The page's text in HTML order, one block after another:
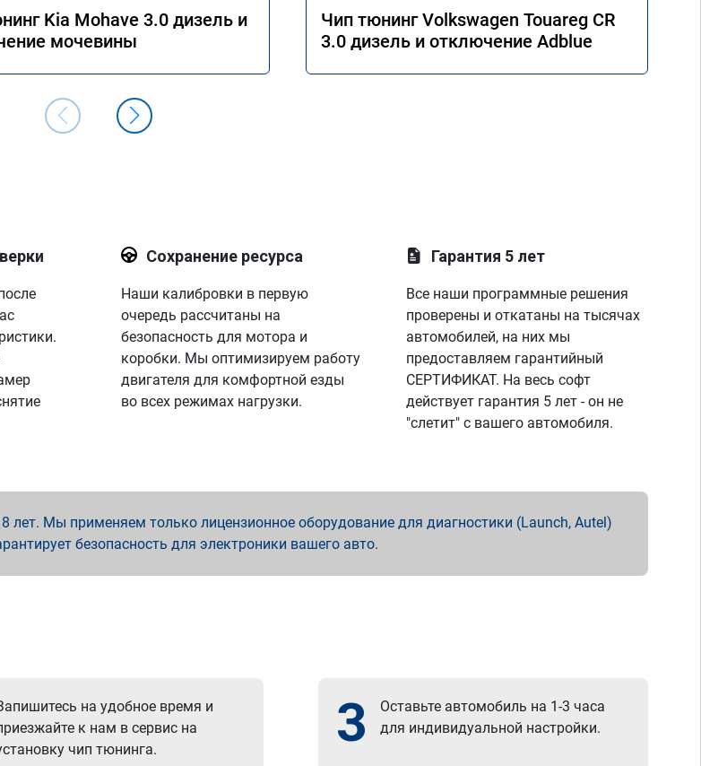
Kia Mohave 3.0 дизель и
мочевины
Чип тюнинг Volkswagen Touareg CR
3.0 дизель и отключение Adblue
Сохранение ресурса
Наши калибровки в первую
очередь рассчитаны на
безопасность для мотора и
коробки. Мы оптимизируем работу
двигателя для комфортной езды
во всех режимах нагрузки.
Гарантия 5 лет
Все наши программные решения
проверены и откатаны на тысячах
автомобилей, на них мы
предоставляем гарантийный
СЕРТИФИКАТ. На весь софт
действует гарантия 5 лет - он не
"слетит" с вашего автомобиля.
Мы применяем только лицензионное оборудование для диагностики (Launch, Autel)
безопасность для электроники вашего авто.
на удобное время и
к нам в сервис на
чип тюнинга.
3
Оставьте автомобиль на 1-3 часа
для индивидуальной настройки.